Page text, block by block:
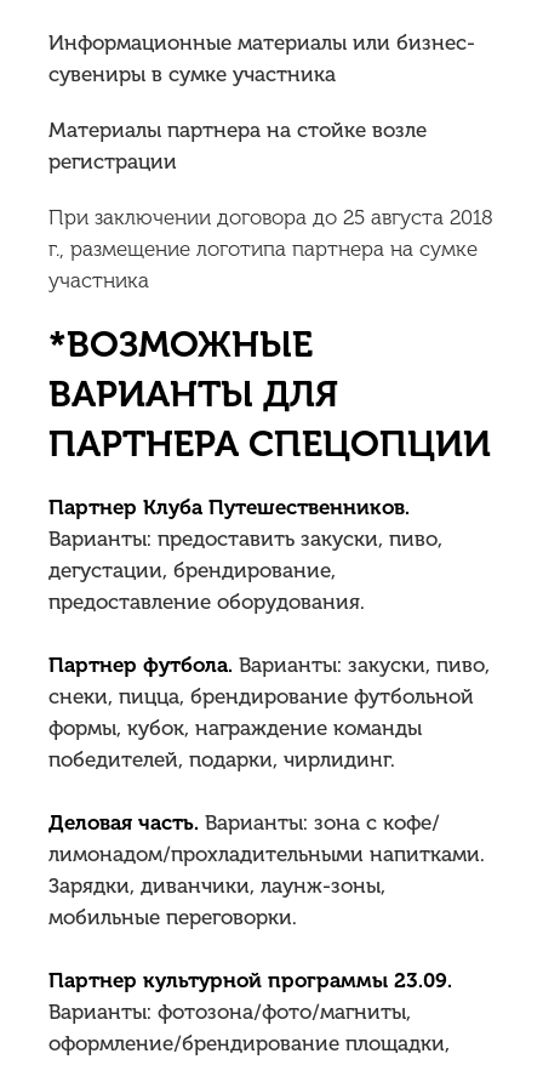
Информационные материалы или бизнес-
сувениры в сумке участника
Материалы партнера на стойке возле
регистрации
При заключении договора до 25 августа 2018
г., размещение логотипа партнера на сумке
участника
*ВОЗМОЖНЫЕ
ВАРИАНТЫ ДЛЯ
ПАРТНЕРА СПЕЦОПЦИИ
Партнер Клуба Путешественников.
Варианты: предоставить закуски, пиво,
дегустации, брендирование,
предоставление оборудования.
Партнер футбола. Варианты: закуски, пиво,
снеки, пицца, брендирование футбольной
формы, кубок, награждение команды
победителей, подарки, чирлидинг.
Деловая часть. Варианты: зона с кофе/
лимонадом/прохладительными напитками.
Зарядки, диванчики, лаунж-зоны,
мобильные переговорки.
Партнер культурной программы 23.09.
Варианты: фотозона/фото/магниты,
оформление/брендирование площадки,